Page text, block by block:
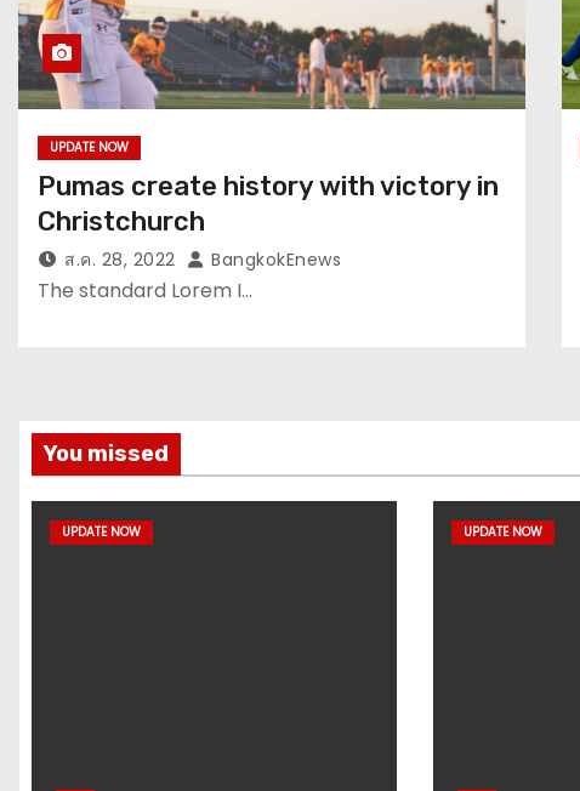
UPDATE NOW
Pumas create history with victory in
Christchurch
ส.ค. 28, 2022 BangkokEnews
The standard Lorem I…
You missed
UPDATE NOW UPDATE NOW